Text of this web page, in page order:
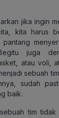
jika ingin
kita harus
juga
atau voli,
sebuah
sudah
baik.
tim